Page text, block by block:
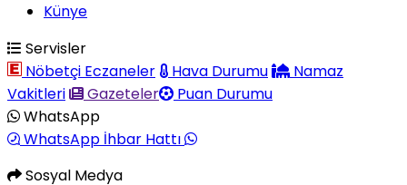
Künye
Servisler
Nöbetçi Eczaneler
Hava Durumu
Namaz
Vakitleri
Gazeteler
Puan Durumu
WhatsApp
WhatsApp İhbar Hattı
Sosyal Medya